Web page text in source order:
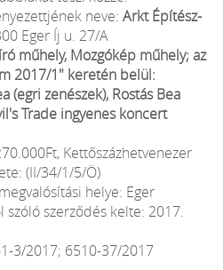
neve: Arkt Építész-
Eger Íj u. 27/A
műhely, Mozgókép műhely; az
2017/1" keretén belül:
(egri zenészek), Rostás Bea
Trade ingyenes koncert
Kettőszázhetvenezer
(II/34/1/5/Ö)
helye: Eger
szóló szerződés kelte: 2017.
3/2017; 6510-37/2017